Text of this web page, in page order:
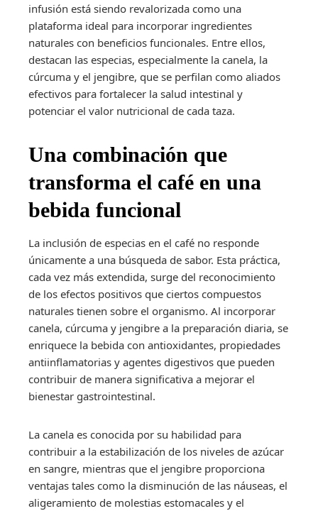
infusión está siendo revalorizada como una
plataforma ideal para incorporar ingredientes
naturales con beneficios funcionales. Entre ellos,
destacan las especias, especialmente la canela, la
cúrcuma y el jengibre, que se perfilan como aliados
efectivos para fortalecer la salud intestinal y
potenciar el valor nutricional de cada taza.
Una combinación que
transforma el café en una
bebida funcional
La inclusión de especias en el café no responde
únicamente a una búsqueda de sabor. Esta práctica,
cada vez más extendida, surge del reconocimiento
de los efectos positivos que ciertos compuestos
naturales tienen sobre el organismo. Al incorporar
canela, cúrcuma y jengibre a la preparación diaria, se
enriquece la bebida con antioxidantes, propiedades
antiinflamatorias y agentes digestivos que pueden
contribuir de manera significativa a mejorar el
bienestar gastrointestinal.
La canela es conocida por su habilidad para
contribuir a la estabilización de los niveles de azúcar
en sangre, mientras que el jengibre proporciona
ventajas tales como la disminución de las náuseas, el
aligeramiento de molestias estomacales y el